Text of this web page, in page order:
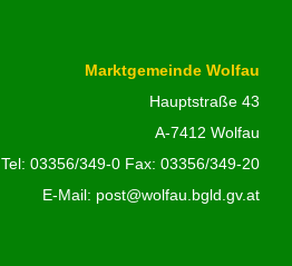
Marktgemeinde Wolfau
Hauptstraße 43
A-7412 Wolfau
Tel:03356/349-0 Fax: 03356/349-20
E-Mail: post@wolfau.bgld.gv.at